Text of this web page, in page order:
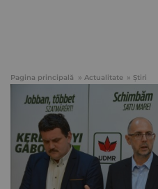
Pagina principală Actualitate Știri